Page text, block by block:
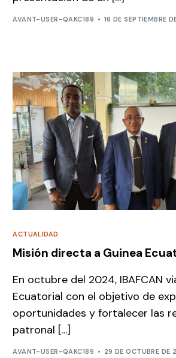
AVANT-USER-QAKC189 16 DE SEPTIEMBRE
ACTUALIDAD
Misión directa a Guinea
En octubre del 2024, IBAFCAN
Ecuatorial con el objetivo de
oportunidades y fortalecer las
patronal […]
AVANT-USER-QAKC189 29 DE OCTUBRE DE